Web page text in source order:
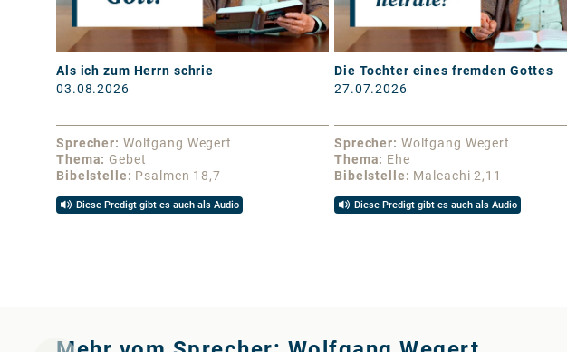
Als ich zum Herrn schrie
03.08.2026
Sprecher
Wolfgang Wegert
Thema
Gebet
Bibelstelle
Psalmen 18,7
Diese Predigt gibt es auch als Audio
Die Tochter eines fremden Gottes
27.07.2026
Sprecher
Wolfgang Wegert
Thema
Ehe
Bibelstelle
Maleachi 2,11
Diese Predigt gibt es auch als Audio